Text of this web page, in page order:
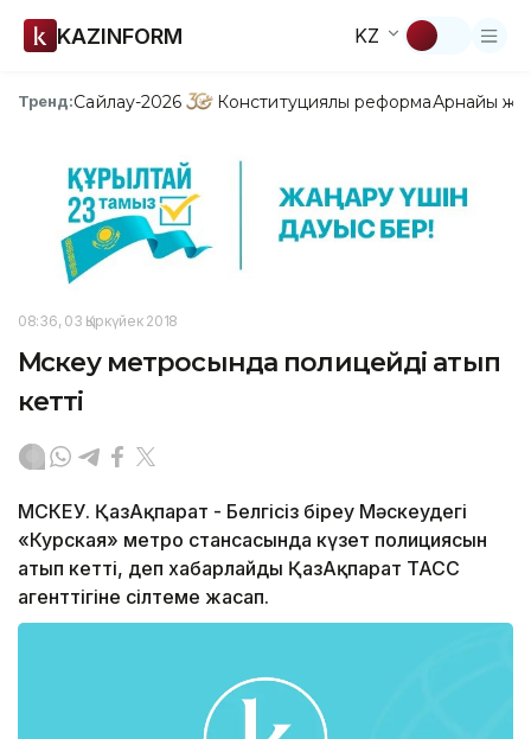
KAZINFORM KZ
Тренд:Сайлау-2026 Конституциялық реформаАрнайы
08:36, 03 Қыркүйек 2018
Мәскеу метросында полицейді атып
кетті
МӘСКЕУ. ҚазАқпарат - Белгісіз біреу Мәскеудегі
«Курская» метро стансасында күзет полициясын
атып кетті, деп хабарлайды ҚазАқпарат ТАСС
агенттігіне сілтеме жасап.